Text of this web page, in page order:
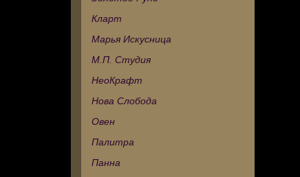
Кларт
Марья Искусница
М.П. Студия
НеоКрафт
Нова Слобода
Овен
Палитра
Панна